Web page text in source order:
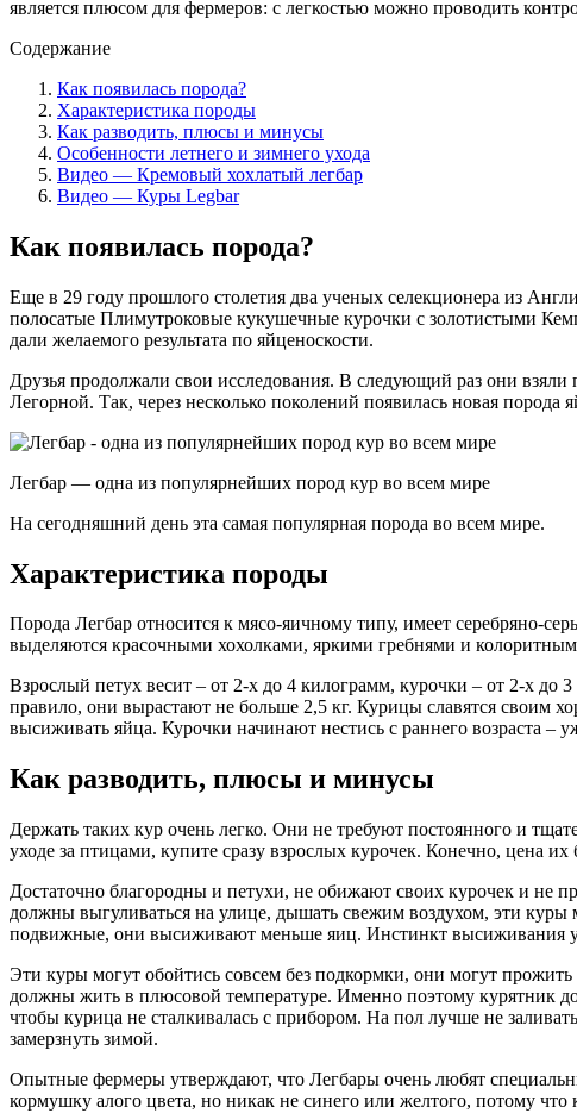
является плюсом для фермеров: с легкостью можно проводить
Содержание
Как появилась порода?
Характеристика породы
Как разводить, плюсы и минусы
Особенности летнего и зимнего ухода
Видео — Кремовый хохлатый легбар
Видео — Куры Legbar
Как появилась порода?
Еще в 29 году прошлого столетия два ученых селекционера из
полосатые Плимутроковые кукушечные курочки с золотистыми
дали желаемого результата по яйценоскости.
Друзья продолжали свои исследования. В следующий раз они
Легорной. Так, через несколько поколений появилась новая порода
Легбар — одна из популярнейших пород кур во всем мире
На сегодняшний день эта самая популярная порода во всем мире.
Характеристика породы
Порода Легбар относится к мясо-яичному типу, имеет серебряно-
выделяются красочными хохолками, яркими гребнями и
Взрослый петух весит – от 2-х до 4 килограмм, курочки – от 2-х до
правило, они вырастают не больше 2,5 кг. Курицы славятся своим
высиживать яйца. Курочки начинают нестись с раннего возраста –
Как разводить, плюсы и минусы
Держать таких кур очень легко. Они не требуют постоянного и
уходе за птицами, купите сразу взрослых курочек. Конечно, цена
Достаточно благородны и петухи, не обижают своих курочек и не
должны выгуливаться на улице, дышать свежим воздухом, эти
подвижные, они высиживают меньше яиц. Инстинкт высиживания у
Эти куры могут обойтись совсем без подкормки, они могут
должны жить в плюсовой температуре. Именно поэтому курятник
чтобы курица не сталкивалась с прибором. На пол лучше не
замерзнуть зимой.
Опытные фермеры утверждают, что Легбары очень любят
кормушку алого цвета, но никак не синего или желтого, потому